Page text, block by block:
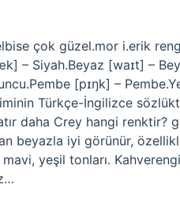
çok güzel.mor i.erik
Siyah.Beyaz [waɪt] –
[pɪŋk] –
Türkçe-İngilizce
daha Crey hangi renktir?
beyazla iyi görünür,
yeşil tonları.